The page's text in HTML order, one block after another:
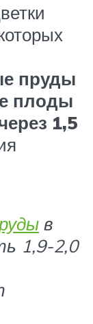
пруды
плоды
1,5
в
1,9-2,0